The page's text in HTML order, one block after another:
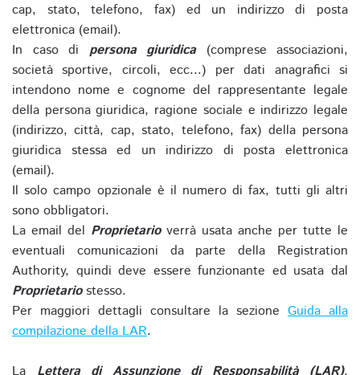
cap, stato, telefono, fax) ed un indirizzo di posta
elettronica (email).
In caso di persona giuridica(comprese associazioni,
società sportive, circoli, ecc...) per dati anagrafici si
intendono nome e cognome del rappresentante legale
della persona giuridica, ragione sociale e indirizzo legale
(indirizzo, città, cap, stato, telefono, fax) della persona
giuridica stessa ed un indirizzo di posta elettronica
(email).
Il solo campo opzionale è il numero di fax, tutti gli altri
sono obbligatori.
La email del Proprietarioverrà usata anche per tutte le
eventuali comunicazioni da parte della Registration
Authority, quindi deve essere funzionante ed usata dal
Proprietariostesso.
Per maggiori dettagli consultare la sezione Guida alla
compilazione della LAR.